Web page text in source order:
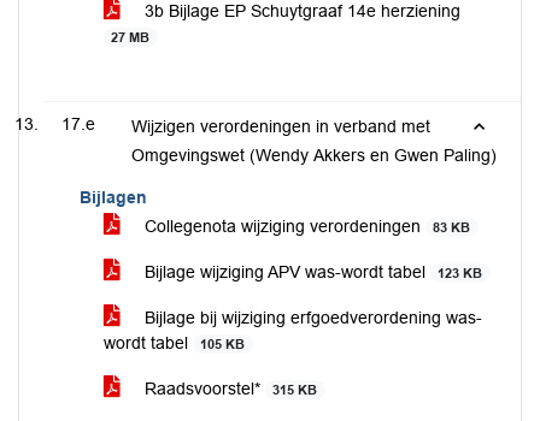
3b Bijlage EP Schuytgraaf 14e herziening
27 MB
17.e
Wijzigen verordeningen in verband met
Omgevingswet (Wendy Akkers en Gwen Paling)
Bijlagen
Collegenota wijziging verordeningen
83 KB
Bijlage wijziging APV was-wordt tabel 123 KB
Bijlage bij wijziging erfgoedverordening was-
wordt tabel
105 KB
Raadsvoorstel* 315 KB